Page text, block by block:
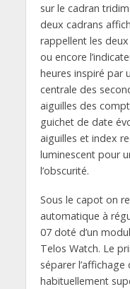
sur le cadran
deux cadrans
rappellent les
ou encore
heures inspiré par
centrale des
aiguilles des
guichet de date
aiguilles et index
luminescent pour
l’obscurité.
Sous le capot on
automatique à
07 doté d’un
Telos Watch. Le
séparer
habituellement